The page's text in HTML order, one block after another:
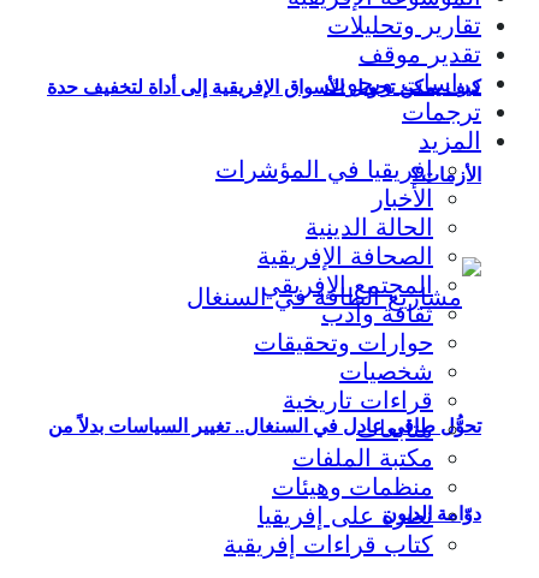
كيف يمكن تحويل الأسواق الإفريقية إلى أداة لتخفيف حدة
الأزمات؟
تحوُّل طاقي عادل في السنغال.. تغيير السياسات بدلاً من
دوّامة الديون
تقارير وتحليلات
تقدير موقف
دراسات وبحوث
ترجمات
المزيد
إفريقيا في المؤشرات
الأخبار
الحالة الدينية
الصحافة الإفريقية
المجتمع الإفريقي
ثقافة وأدب
حوارات وتحقيقات
شخصيات
قراءات تاريخية
متابعات
مكتبة الملفات
منظمات وهيئات
نظرة على إفريقيا
كتاب قراءات إفريقية